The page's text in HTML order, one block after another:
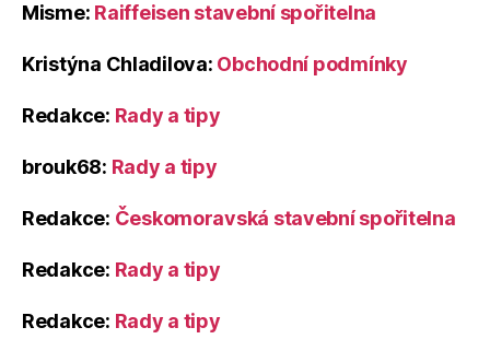
Misme: Raiffeisen stavební spořitelna
Kristýna Chladilova: Obchodní podmínky
Redakce: Rady a tipy
brouk68: Rady a tipy
Redakce: Českomoravská stavební spořitelna
Redakce: Rady a tipy
Redakce: Rady a tipy